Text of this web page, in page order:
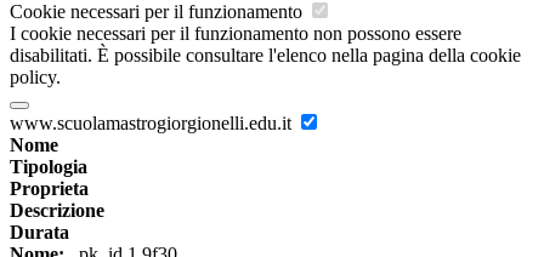
Cookie necessari per il funzionamento
I cookie necessari per il funzionamento non possono essere
disabilitati. È possibile consultare l'elenco nella pagina della cookie
policy.
www.scuolamastrogiorgionelli.edu.it
Nome
Tipologia
Proprieta
Descrizione
Durata